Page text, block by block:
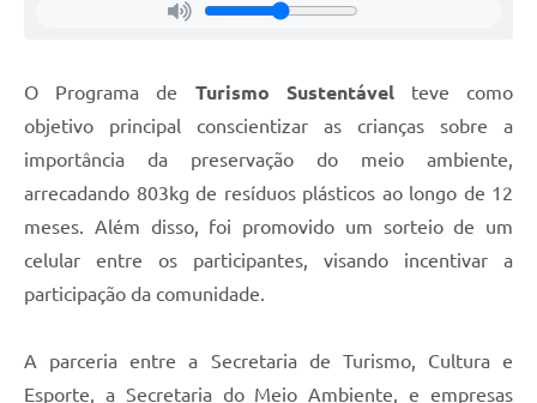
O Programa de Turismo Sustentável teve como
objetivo principal conscientizar as crianças sobre a
importância da preservação do meio ambiente,
arrecadando 803kg de resíduos plásticos ao longo de 12
meses. Além disso, foi promovido um sorteio de um
celular entre os participantes, visando incentivar a
participação da comunidade.
A parceria entre a Secretaria de Turismo, Cultura e
Esporte, a Secretaria do Meio Ambiente, e empresas